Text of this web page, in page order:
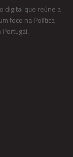
digital que reúne a
foco na Política
Portugal.